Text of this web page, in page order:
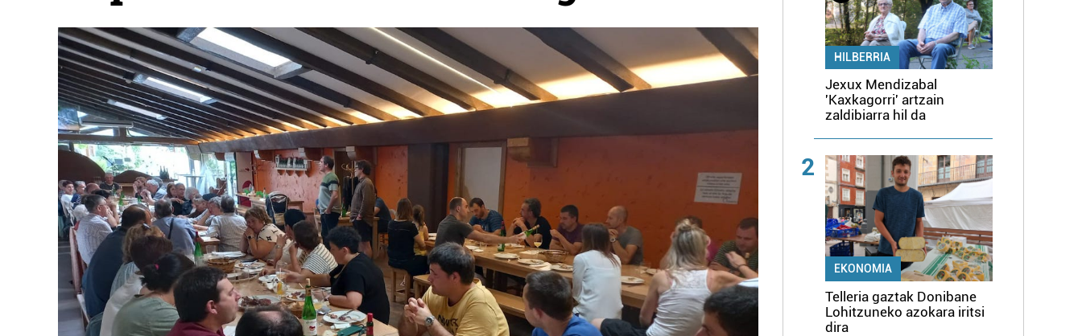
HILBERRIA
Jexux Mendizabal
'Kaxkagorri' artzain
zaldibiarra hil da
2
EKONOMIA
Telleria gaztak Donibane
Lohitzuneko azokara iritsi
dira